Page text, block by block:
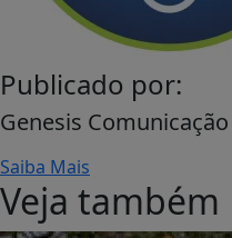
Publicado por:
Genesis Comunicação
Saiba Mais
Veja também